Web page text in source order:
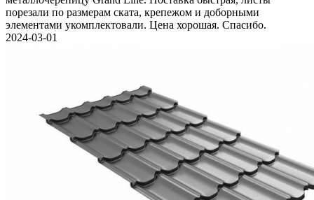
порезали по размерам ската, крепежом и доборными
элементами укомплектовали. Цена хорошая. Спасибо.
2024-03-01